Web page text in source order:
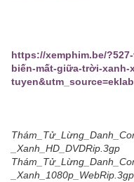
https://xemphim.be/
biến-mất-giữa-trời-xanh-
_Xanh_HD_DVDRip.3gp
_Xanh_1080p_WebRip.3gp